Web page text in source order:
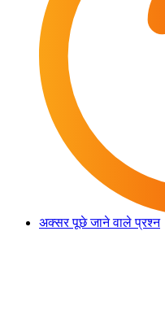
अक्सर पूछे जाने वाले प्रश्न